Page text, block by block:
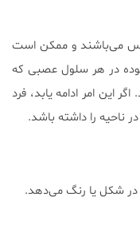
می‌باشند و ممکن است
در هر سلول عصبی که
این امر ادامه یابد، فرد
را داشته باشد.
در شکل یا رنگ می‌دهد.